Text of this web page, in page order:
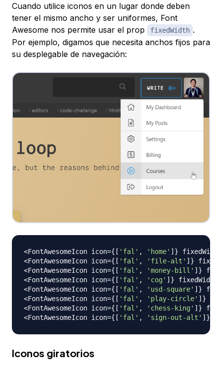
Cuando utilice iconos en un lugar donde deben
tener el mismo ancho y ser uniformes, Font
Awesome nos permite usar el prop
fixedWidth .
Por ejemplo, digamos que necesita anchos fijos para
su desplegable de navegación:
<FontAwesomeIcon icon={ [ 'fal' , 'home' ] }
<FontAwesomeIcon icon={ [ 'fal' , 'file-alt' ] }
<FontAwesomeIcon icon={ [ 'fal' , 'money-bill' ] }
<FontAwesomeIcon icon={ [ 'fal' , 'cog' ] } fixedWidth
<FontAwesomeIcon icon={ [ 'fal' , 'usd-square' ] }
<FontAwesomeIcon icon={ [ 'fal' , 'play-circle' ] }
<FontAwesomeIcon icon={ [ 'fal' , 'chess-king' ] }
<FontAwesomeIcon icon={ [ 'fal' , 'sign-out-alt' ] }
Iconos giratorios